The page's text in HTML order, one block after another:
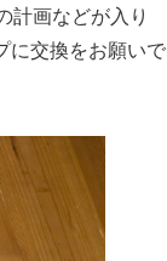
計画などが入り
に交換をお願いで